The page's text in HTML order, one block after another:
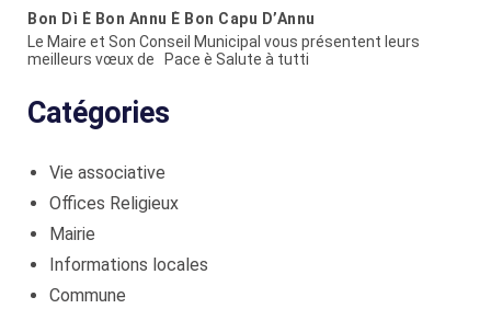
Bon Dì È Bon Annu È Bon Capu D’Annu
Le Maire et Son Conseil Municipal vous présentent leurs
meilleurs vœux de Pace è Salute à tutti
Catégories
Vie associative
Offices Religieux
Mairie
Informations locales
Commune